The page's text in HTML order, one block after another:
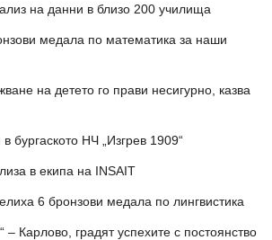
на данни в близо 200 училища
медала по математика за наши
на детето го прави несигурно, казва
бургаското НЧ „Изгрев 1909“
в екипа на INSAIT
6 бронзови медала по лингвистика
– Карлово, градят успехите с постоянство